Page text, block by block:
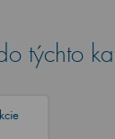
týchto